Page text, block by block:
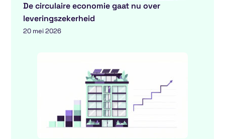
De circulaire economie gaat nu over
leveringszekerheid
20 mei 2026